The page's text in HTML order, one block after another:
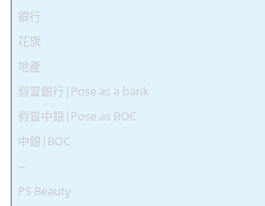
銀行
花旗
地產
假冒銀行|Pose as a bank
假冒中銀|Pose as BOC
中銀|BOC
--
PS Beauty